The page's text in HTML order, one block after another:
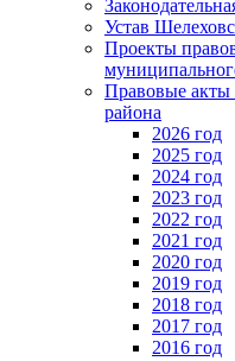
Устав
Проекты
Правовые акты
района
2026 год
2025 год
2024 год
2023 год
2022 год
2021 год
2020 год
2019 год
2018 год
2017 год
2016 год